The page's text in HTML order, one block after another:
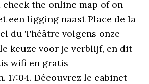
check the online map of on
een ligging naast Place de la
du Théâtre volgens onze
keuze voor je verblijf, en dit
wifi en gratis
17:04. Découvrez le cabinet